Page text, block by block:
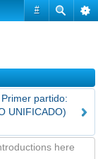
#
Primer partido:
UNIFICADO)
here